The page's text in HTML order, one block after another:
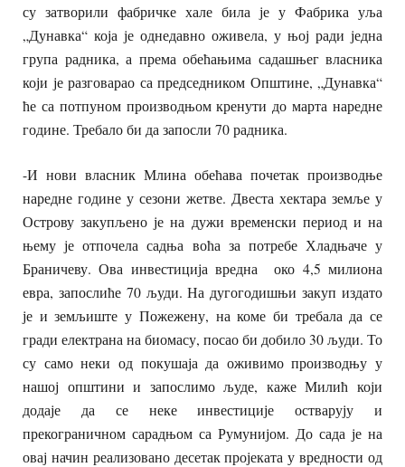
су затворили фабричке хале била је у Фабрика уља
„Дунавка“ која је однедавно оживела, у њој ради једна
група радника, а према обећањима садашњег власника
који је разговарао са председником Општине, „Дунавка“
ће са потпуном производњом кренути до марта наредне
године. Требало би да запосли 70 радника.
-И нови власник Млина обећава почетак производње
наредне године у сезони жетве. Двеста хектара земље у
Острову закупљено је на дужи временски период и на
њему је отпочела садња воћа за потребе Хладњаче у
Браничеву. Ова инвестиција вредна око 4,5 милиона
евра, запослиће 70 људи. На дугогодишњи закуп издато
је и земљиште у Пожежену, на коме би требала да се
гради електрана на биомасу, посао би добило 30 људи. То
су само неки од покушаја да оживимо производњу у
нашој општини и запослимо људе, каже Милић који
додаје да се неке инвестиције остварују и
прекограничном сарадњом са Румунијом. До сада је на
овај начин реализовано десетак пројеката у вредности од